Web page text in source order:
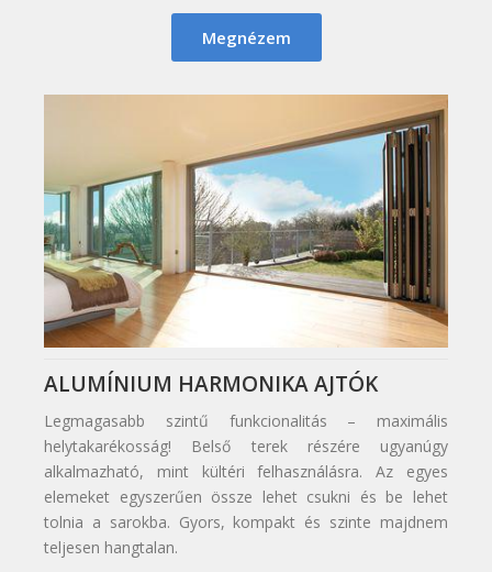
Megnézem
ALUMÍNIUM HARMONIKA AJTÓK
Legmagasabb szintű funkcionalitás – maximális
helytakarékosság! Belső terek részére ugyanúgy
alkalmazható, mint kültéri felhasználásra. Az egyes
elemeket egyszerűen össze lehet csukni és be lehet
tolnia a sarokba. Gyors, kompakt és szinte majdnem
teljesen hangtalan.